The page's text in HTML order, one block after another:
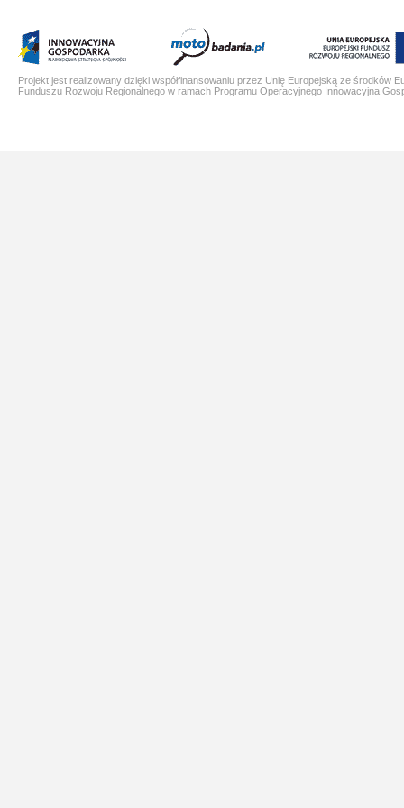
Projekt jest realizowany dzięki współfinansowaniu przez Unię Europejską ze środków
Funduszu Rozwoju Regionalnego w ramach Programu Operacyjnego Innowacyjna